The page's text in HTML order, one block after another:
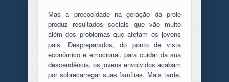
Mas a precocidade na geração da prole
produz resultados sociais que vão muito
além dos problemas que afetam os jovens
pais. Despreparados, do ponto de vista
econômico e emocional, para cuidar da sua
descendência, os jovens envolvidos acabam
por sobrecarregar suas famílias. Mais tarde,